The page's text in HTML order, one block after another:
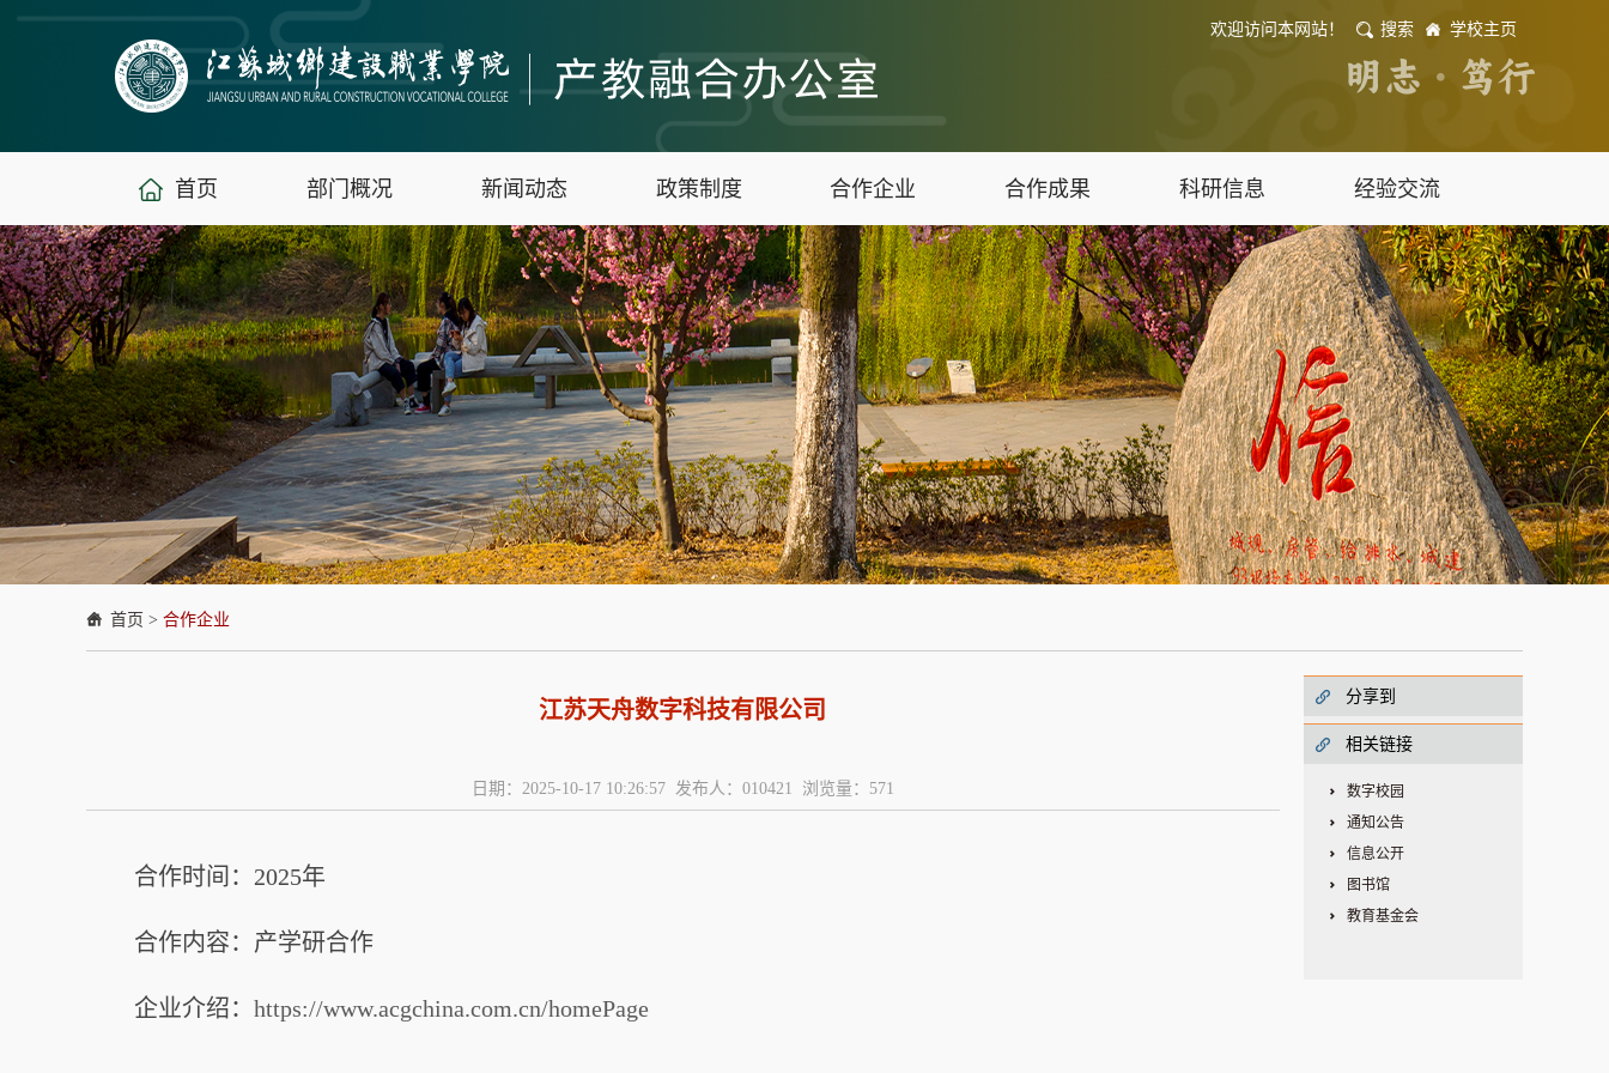
欢迎访问本网站！ 搜索 学校主页
首页 部门概况 新闻动态 政策制度 合作企业 合作成果 科研信息 经验交流
首页 > 合作企业
江苏天舟数字科技有限公司
日期：2025-10-17 10:26:57 发布人：010421 浏览量： 571
合作时间：2025年
合作内容：产学研合作
企业介绍： https://www.acgchina.com.cn/homePage
分享到
相关链接
数字校园
通知公告
信息公开
图书馆
教育基金会